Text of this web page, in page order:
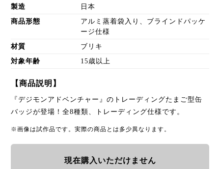
製造 日本
商品形態
アルミ蒸着袋入り、ブラインドパッケ
ージ仕様
材質 ブリキ
対象年齢 15歳以上
【商品説明】
『デジモンアドベンチャー』のトレーディングたまご型缶
バッジが登場！全8種類、トレーディング仕様です。
※画像は試作品です。実際の商品とは多少異なります。
現在購入いただけません